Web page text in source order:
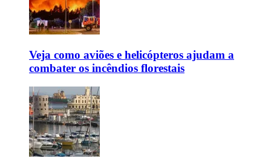
Veja como aviões e helicópteros ajudam a
combater os incêndios florestais